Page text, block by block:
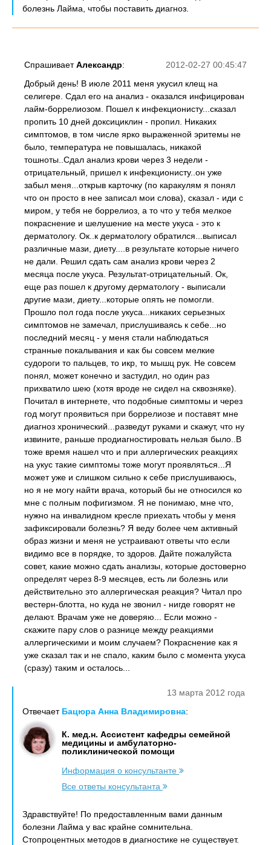
болезнь Лайма, чтобы поставить диагноз.
2012-02-27 00:45:47
СпрашиваетАлександр:
Добрый день! В июле 2011 меня укусил клещ на
селигере. Сдал его на анализ - оказался инфицирован
лайм-боррелиозом. Пошел к инфекционисту...сказал
пропить 10 дней доксициклин - пропил. Никаких
симптомов, в том числе ярко выраженной эритемы не
было, температура не повышалась, никакой
тошноты..Сдал анализ крови через 3 недели -
отрицательный, пришел к инфекционисту..он уже
забыл меня...открыв карточку (по каракулям я понял
что он просто в нее записал мои слова), сказал - иди с
миром, у тебя не боррелиоз, а то что у тебя мелкое
покраснение и шелушение на месте укуса - это к
дерматологу. Ок..к дерматологу обратился...выписал
различные мази, диету....в результате которые ничего
не дали. Решил сдать сам анализ крови через 2
месяца после укуса. Результат-отрицательный. Ок,
еще раз пошел к другому дерматологу - выписали
другие мази, диету...которые опять не помогли.
Прошло пол года после укуса...никаких серьезных
симптомов не замечал, прислушиваясь к себе...но
последний месяц - у меня стали наблюдаться
странные покалывания и как бы совсем мелкие
судороги то пальцев, то икр, то мышц рук. Не совсем
понял, может конечно и застудил, но один раз
прихватило шею (хотя вроде не сидел на сквозняке).
Почитал в интернете, что подобные симптомы и через
год могут проявиться при боррелиозе и поставят мне
диагноз хронический...разведут руками и скажут, что ну
извините, раньше продиагностировать нельзя было..В
тоже время нашел что и при аллергических реакциях
на укус такие симптомы тоже могут проявляться...Я
может уже и слишком сильно к себе прислушиваюсь,
но я не могу найти врача, который бы не относился ко
мне с полным пофигизмом. Я не понимаю, мне что,
нужно на инвалидном кресле приехать чтобы у меня
зафиксировали болезнь? Я веду более чем активный
образ жизни и меня не устраивают ответы что если
видимо все в порядке, то здоров. Дайте пожалуйста
совет, какие можно сдать анализы, которые достоверно
определят через 8-9 месяцев, есть ли болезнь или
действительно это аллергическая реакция? Читал про
вестерн-блотта, но куда не звонил - нигде говорят не
делают. Врачам уже не доверяю... Если можно -
скажите пару слов о разнице между реакциями
аллергическими и моим случаем? Покраснение как я
уже сказал так и не спало, каким было с момента укуса
(сразу) таким и осталось...
13 марта 2012 года
Отвечает Бацюра Анна Владимировна:
К. мед.н. Ассистент кафедры семейной
медицины и амбулаторно-
поликлинической помощи
Информация о консультанте
Все ответы консультанта
Здравствуйте! По предоставленным вами данным
болезни Лайма у вас крайне сомнительна.
Стопроцентных методов в диагностике не существует.